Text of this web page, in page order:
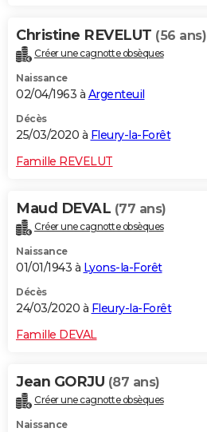
Christine REVELUT (56 ans)
Créer une cagnotte obsèques
Naissance
02/04/1963 à Argenteuil
Décès
25/03/2020 à Fleury-la-Forêt
Famille REVELUT
Maud DEVAL (77 ans)
Créer une cagnotte obsèques
Naissance
01/01/1943 à Lyons-la-Forêt
Décès
24/03/2020 à Fleury-la-Forêt
Famille DEVAL
Jean GORJU (87 ans)
Créer une cagnotte obsèques
Naissance